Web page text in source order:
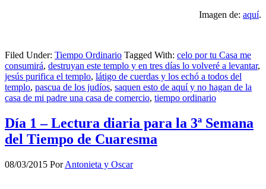
Imagen de: aquí.
Filed Under: Tiempo Ordinario Tagged With: celo por tu Casa me
consumirá, destruyan este templo y en tres días lo volveré a levantar,
jesús purifica el templo, látigo de cuerdas y los echó a todos del
templo, pascua de los judíos, saquen esto de aquí y no hagan de la
casa de mi padre una casa de comercio, tiempo ordinario
Día 1 – Lectura diaria para la 3ª Semana
del Tiempo de Cuaresma
08/03/2015 PorAntonieta y Oscar